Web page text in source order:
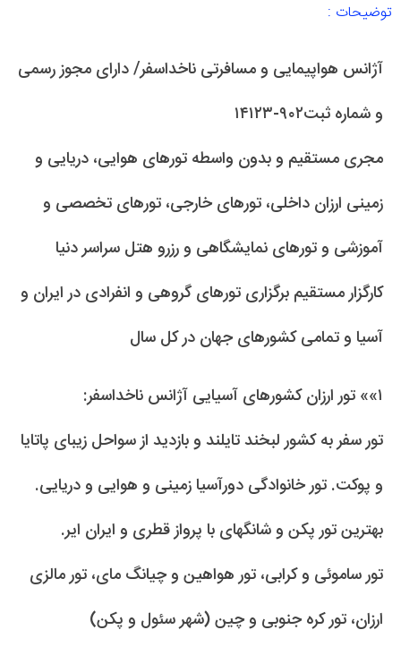
توضیحات :
آژانس هواپیمایی و مسافرتی ناخداسفر/ دارای مجوز رسمی
و شماره ثبت۹۰۲-۱۴۱۲۳
مجری مستقیم و بدون واسطه تورهای هوایی، دریایی و
زمینی ارزان داخلی، تورهای خارجی، تورهای تخصصی و
آموزشی و تورهای نمایشگاهی و رزرو هتل سراسر دنیا
کارگزار مستقیم برگزاری تورهای گروهی و انفرادی در ایران و
آسیا و تمامی کشورهای جهان در کل سال
۱»» تور ارزان کشورهای آسیایی آژانس ناخداسفر:
تور سفر به کشور لبخند تایلند و بازدید از سواحل زیبای پاتایا
و پوکت. تور خانوادگی دورآسیا زمینی و هوایی و دریایی.
بهترین تور پکن و شانگهای با پرواز قطری و ایران ایر.
تور ساموئی و کرابی، تور هواهین و چیانگ مای، تور مالزی
ارزان، تور کره جنوبی و چین (شهر سئول و پکن)